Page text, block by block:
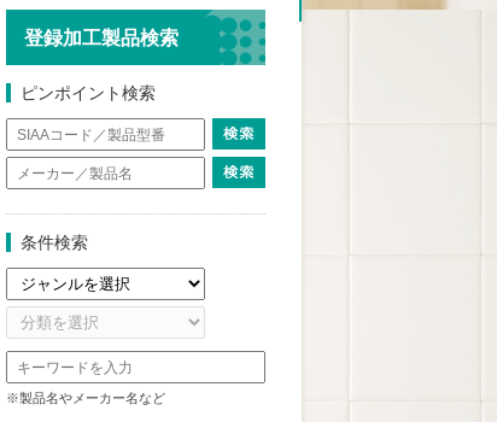
登録加工製品検索
ピンポイント検索
条件検索
※製品名やメーカー名など